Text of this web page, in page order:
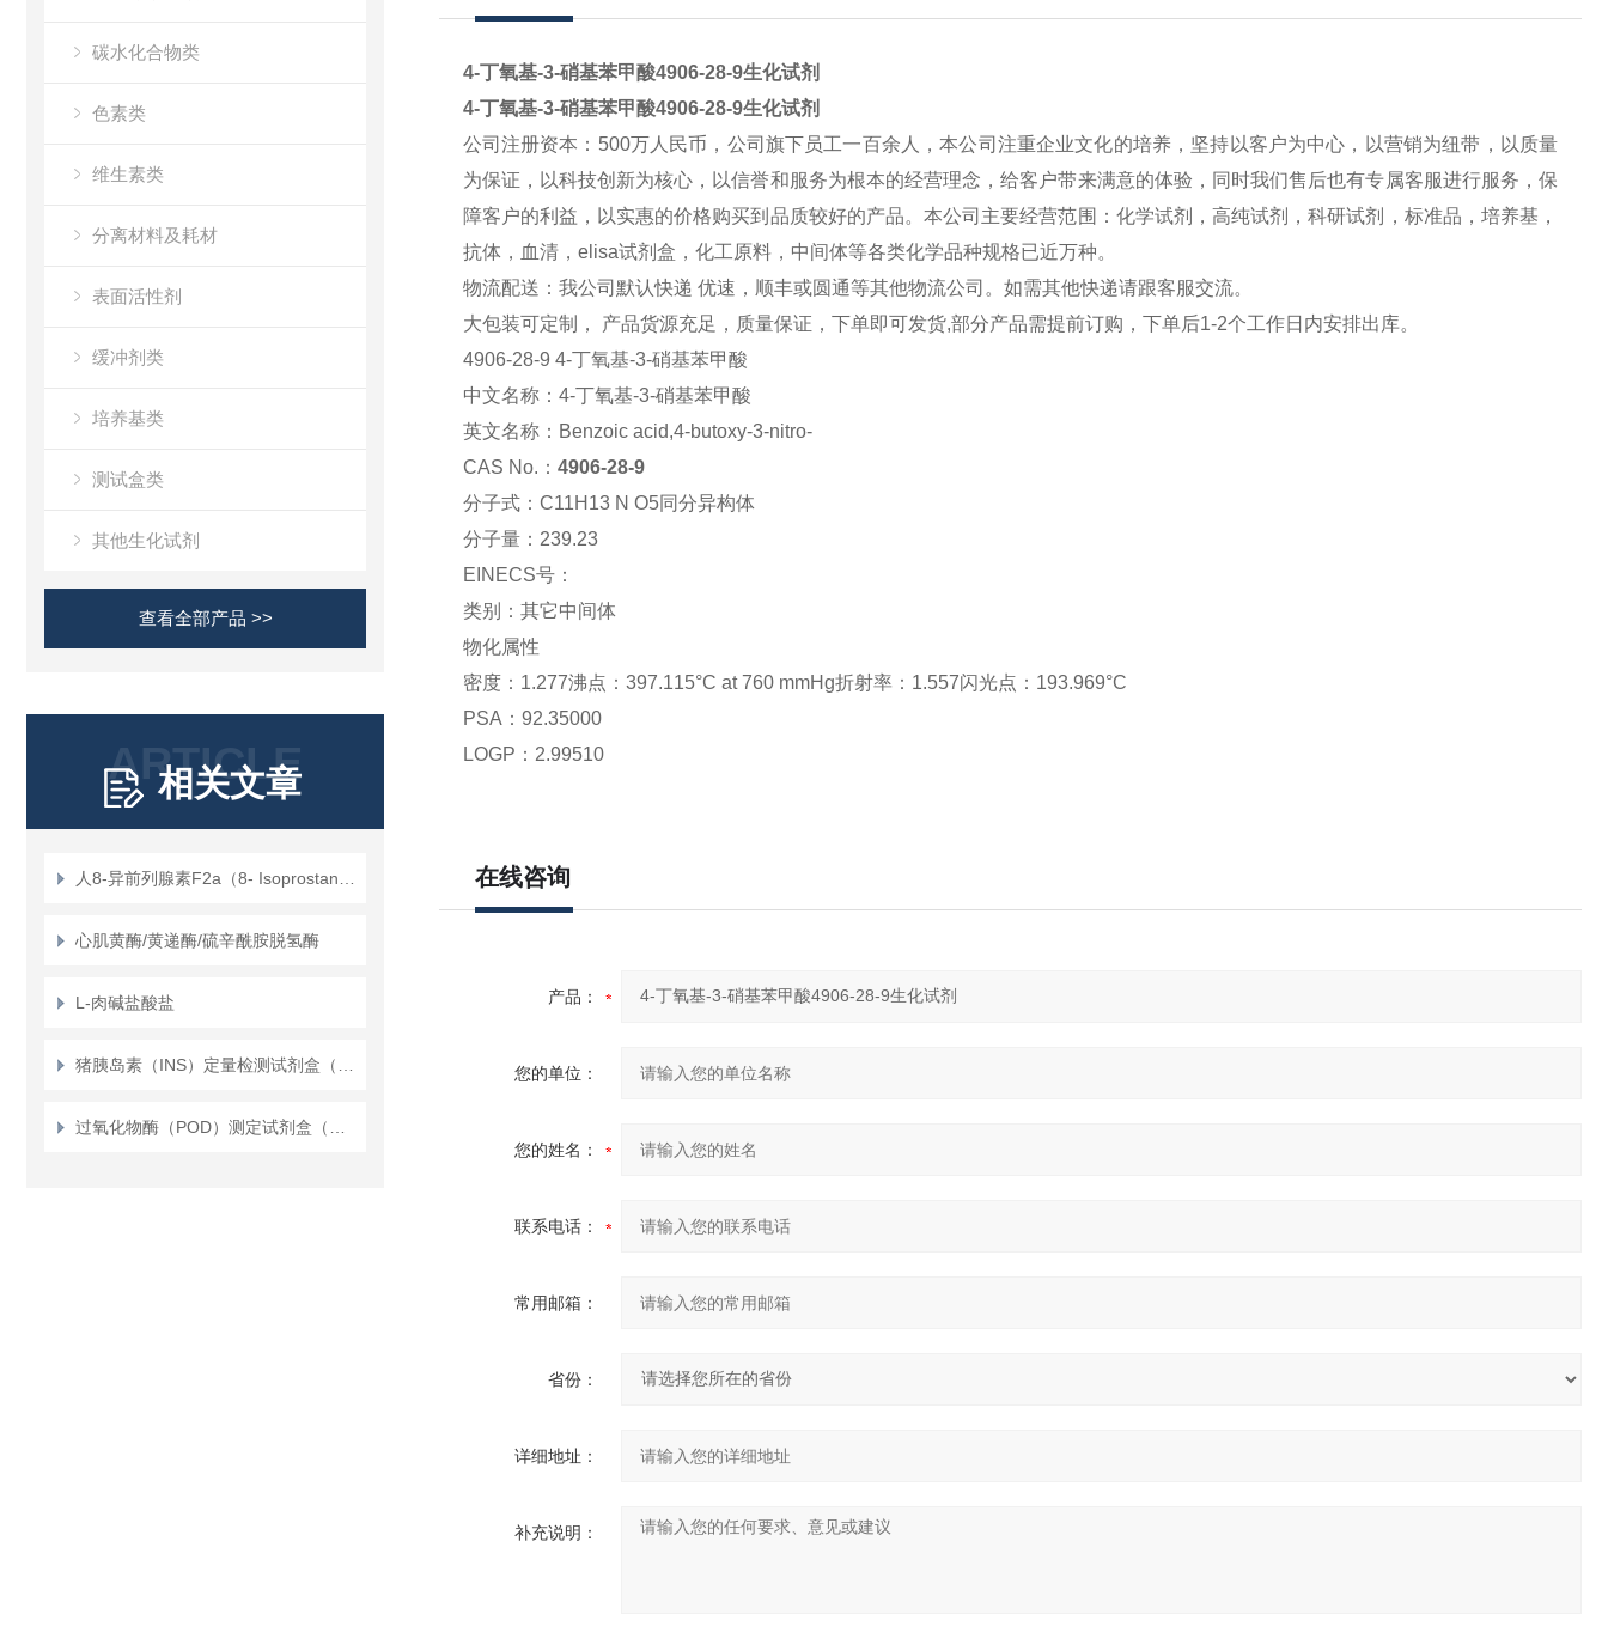
碳水化合物类
色素类
维生素类
分离材料及耗材
表面活性剂
缓冲剂类
培养基类
测试盒类
其他生化试剂
查看全部产品 >>
ARTICLE
相关文章
心肌黄酶/黄递酶/硫辛酰胺脱氢酶
L-肉碱盐酸盐
4-丁氧基-3-硝基苯甲酸4906-28-9生化试剂
4-丁氧基-3-硝基苯甲酸4906-28-9生化试剂
公司注册资本：500万人民币，公司旗下员工一百余人，本公司注重企业文化的培养，坚持以客户为中心，以营销为纽带，以质量
为保证，以科技创新为核心，以信誉和服务为根本的经营理念，给客户带来满意的体验，同时我们售后也有专属客服进行服务，保
障客户的利益，以实惠的价格购买到品质较好的产品。本公司主要经营范围：化学试剂，高纯试剂，科研试剂，标准品，培养基，
抗体，血清，elisa试剂盒，化工原料，中间体等各类化学品种规格已近万种。
物流配送：我公司默认快递 优速，顺丰或圆通等其他物流公司。如需其他快递请跟客服交流。
大包装可定制， 产品货源充足，质量保证，下单即可发货,部分产品需提前订购，下单后1-2个工作日内安排出库。
4906-28-9 4-丁氧基-3-硝基苯甲酸
中文名称： 4-丁氧基-3-硝基苯甲酸
英文名称： Benzoic acid,4-butoxy-3-nitro-
CAS No.： 4906-28-9
分子式： C11H13 N O5同分异构体
分子量： 239.23
EINECS号：
类别： 其它中间体
物化属性
密度： 1.277沸点： 397.115°C at 760 mmHg折射率： 1.557闪光点： 193.969°C
PSA： 92.35000
LOGP： 2.99510
在线咨询
产品：
您的单位：
您的姓名：
联系电话：
常用邮箱：
省份：
详细地址：
补充说明：